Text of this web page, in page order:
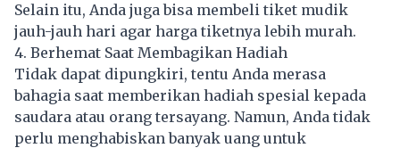
Selain itu, Anda juga bisa membeli tiket mudik
jauh-jauh hari agar harga tiketnya lebih murah.
4. Berhemat Saat Membagikan Hadiah
Tidak dapat dipungkiri, tentu Anda merasa
bahagia saat memberikan hadiah spesial kepada
saudara atau orang tersayang. Namun, Anda tidak
perlu menghabiskan banyak uang untuk